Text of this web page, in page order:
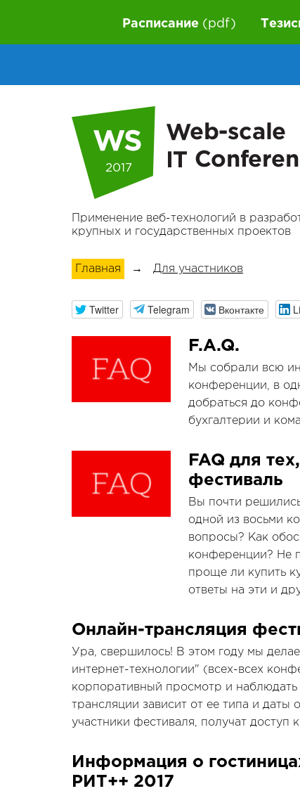
Расписание (pdf)
2017
Применение веб-технологий в
крупных и государственных проектов
Главная → Для участников
Twitter Telegram Вконтакте
F.A.Q.
Мы собрали всю
конференции, в
добраться до
бухгалтерии и
FAQ для
фестиваль
Вы почти
одной из восьми
вопросы? Как
конференции? Не
проще ли купить
ответы на эти и
Онлайн-трансляция
Ура, свершилось! В этом году мы
интернет-технологии" (всех-всех
корпоративный просмотр и
трансляции зависит от ее типа и
участники фестиваля, получат доступ
Информация о
РИТ++ 2017